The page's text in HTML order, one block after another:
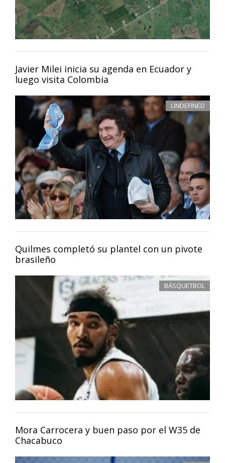
Javier Milei inicia su agenda en Ecuador y
luego visita Colombia
UNDEFINED
Quilmes completó su plantel con un pivote
brasileño
BÁSQUETBOL
Mora Carrocera y buen paso por el W35 de
Chacabuco